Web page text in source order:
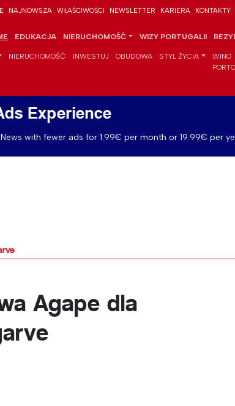
NAJNOWSZA WŁAŚCIWOŚCI NEWSLETTER KARIERA KONTAKTY
EDUKACJA NIERUCHOMOŚĆ WIZY PORTUGALII
NIERUCHOMOŚĆ INWESTUJ OBUDOWA STYL ŻYCIA
WINO
PORTO
Experience
with fewer ads for 1.99€ per month or 19.99€ per
Agape dla